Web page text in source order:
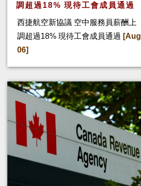
調超過18% 現待工會成員通過
西捷航空新協議 空中服務員薪酬上
調超過18% 現待工會成員通過 [Aug
06]